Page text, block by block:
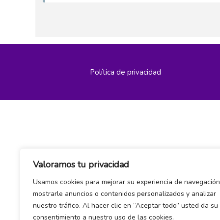
Valoramos tu privacidad
Usamos cookies para mejorar su experiencia de
mostrarle anuncios o contenidos personalizados y analizar
nuestro tráfico. Al hacer clic en “Aceptar todo” usted da su
consentimiento a nuestro uso de las cookies.
Política de privacidad